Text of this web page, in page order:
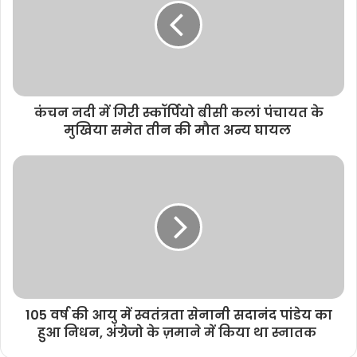
कंचन नदी में गिरी स्कॉर्पियो बीसी कलां पंचायत के
मुखिया समेत तीन की मौत अन्य घायल
105 वर्ष की आयु में स्वतंत्रता सेनानी सदानंद पांडेय का
हुआ निधन, अंग्रेजो के ज़माने में किया था स्नातक